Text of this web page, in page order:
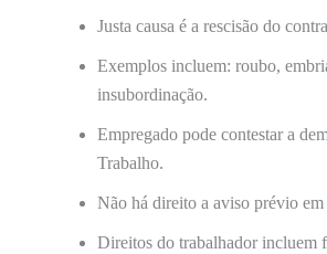
Justa causa é a rescisão do
Exemplos incluem: roubo,
insubordinação.
Empregado pode contestar a
Trabalho.
Não há direito a aviso prévio em
Direitos do trabalhador incluem